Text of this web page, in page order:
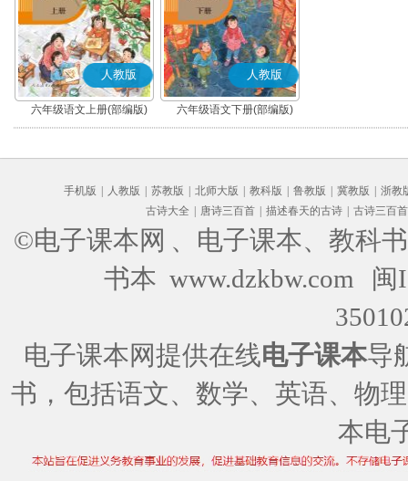
人教版
六年级语文上册(部编版)
人教版
六年级语文下册(部编版)
手机版 人教版 苏教版 北师大版 教科版 鲁教版 冀教版
浙教
古诗大全
唐诗三百首 描述春天的古诗 古诗三百首
©电子课本网 、电子课本、教科
书本 www.dzkbw.com
闽
电子课本网提供在线电子课本导
书，包括语文、数学、英语、物
本电